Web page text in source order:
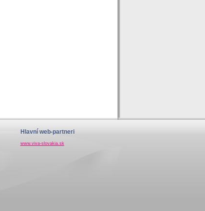
Hlavní web-partneri
www.viva-slovakia.sk